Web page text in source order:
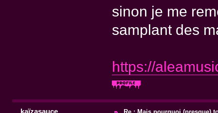
sinon je me
samplant des
https://